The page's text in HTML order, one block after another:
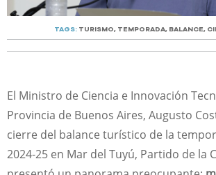
TAGS: TURISMO, TEMPORADA, BALANCE,
El Ministro de Ciencia e Innovación
Provincia de Buenos Aires, Augusto
cierre del balance turístico de la
2024-25 en Mar del Tuyú, Partido de la